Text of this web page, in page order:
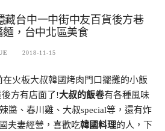
藏台中一中街中友百貨後方巷
，台中北區美食
2018-11-15
火板大叔韓國烤肉門口擺攤的小飯
方有店面了!大叔的飯卷有各種風味
醬、春川雞、大叔special等，還有炸
夫妻經營，喜歡吃韓國料理的人，下